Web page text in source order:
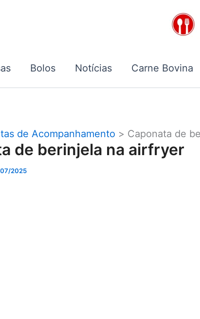
Bolos Notícias Carne Bovina
de Acompanhamento Caponata de
de berinjela na airfryer
07/2025